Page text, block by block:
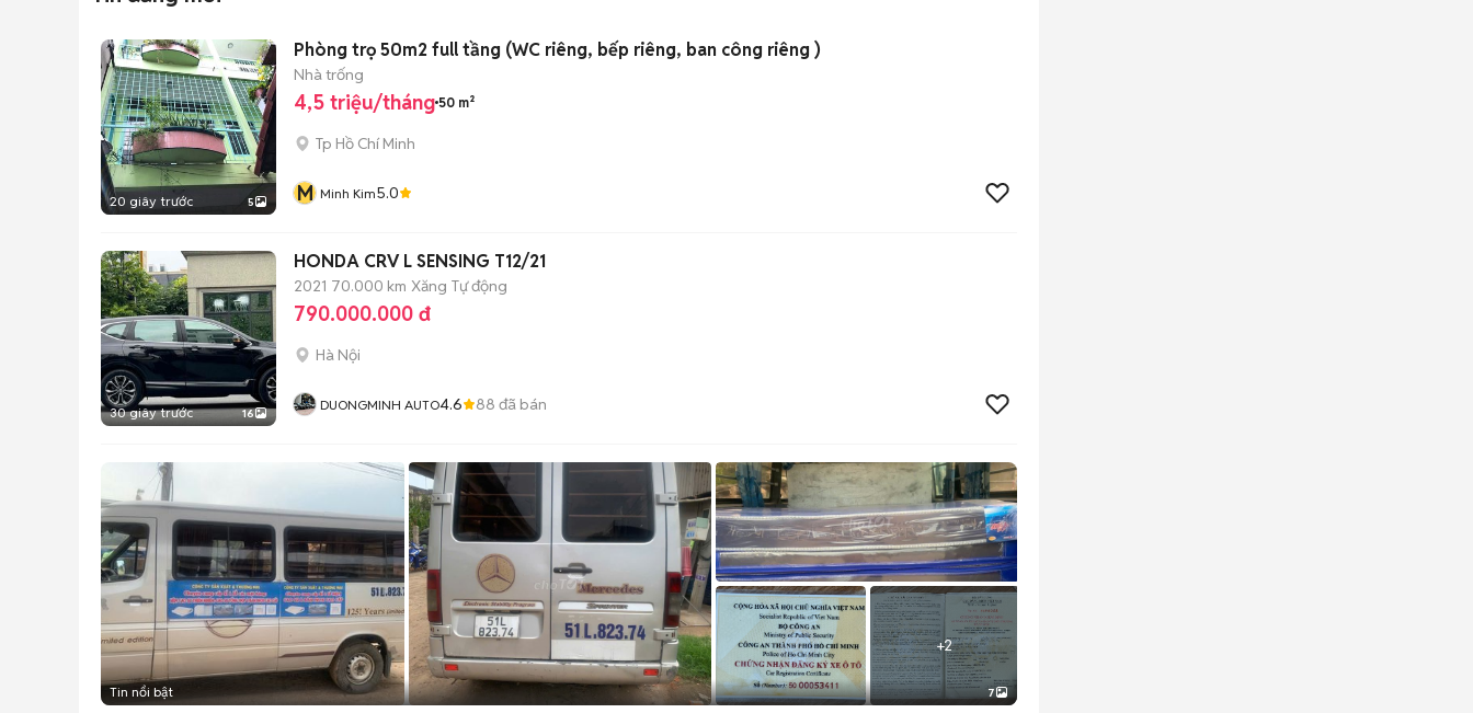
20 giây trước 5
Phòng trọ 50m2 full tầng (WC riêng, bếp riêng, ban công riêng )
Nhà trống
4,5 triệu/tháng 50 m²
Tp Hồ Chí Minh
M Minh Kim5.0
30 giây trước 16
HONDA CRV L SENSING T12/21
2021 70.000 km Xăng Tự động
790.000.000 đ
Hà Nội
DUONGMINH AUTO4.6 88 đã bán
+2
Tin nổi bật 7